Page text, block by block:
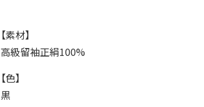
【素材】
高級留袖正絹100%
【色】
黒